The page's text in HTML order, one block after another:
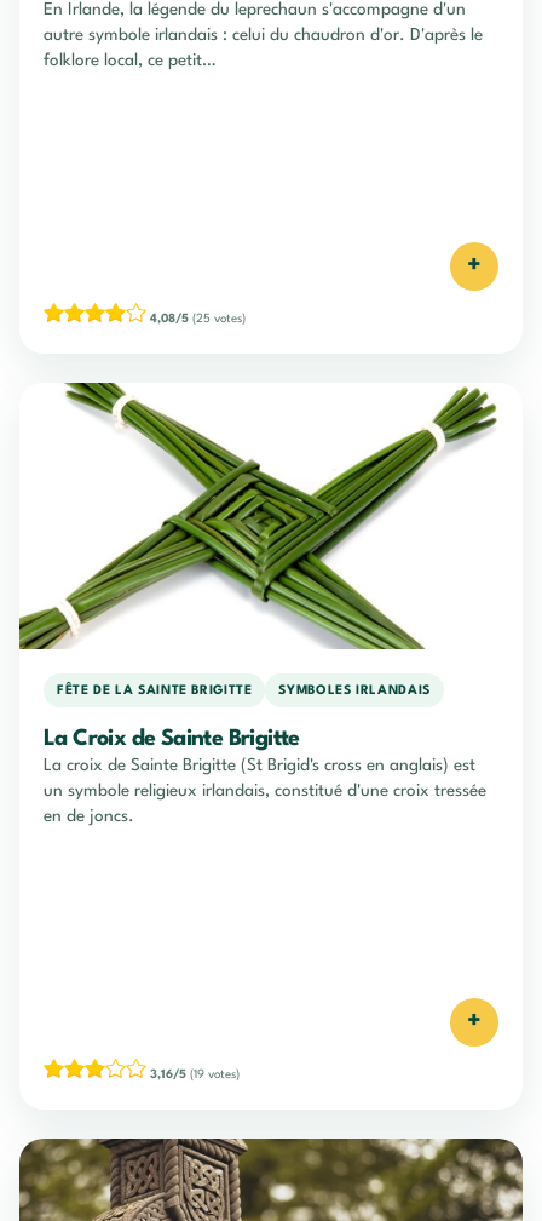
En Irlande, la légende du leprechaun s'accompagne d'un
autre symbole irlandais : celui du chaudron d'or. D'après le
folklore local, ce petit…
+
4,08/5 (25 votes)
FÊTE DE LA SAINTE BRIGITTE SYMBOLES IRLANDAIS
La Croix de Sainte Brigitte
La croix de Sainte Brigitte (St Brigid's cross en anglais) est
un symbole religieux irlandais, constitué d'une croix tressée
en de joncs.
+
3,16/5 (19 votes)